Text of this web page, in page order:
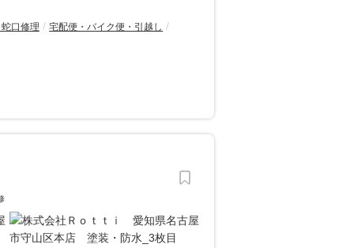
口修理 宅配便・バイク便・引越し